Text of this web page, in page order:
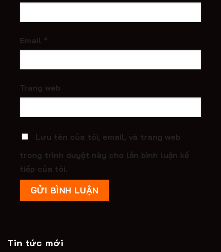
Email *
Trang web
Lưu tên của tôi, email, và trang web
trong trình duyệt này cho lần bình luận kế
tiếp của tôi.
Tin tức mới